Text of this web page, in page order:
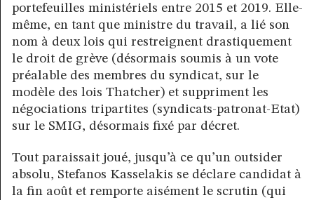
portefeuilles ministériels entre 2015 et 2019. Elle-
même, en tant que ministre du travail, a lié son
nom à deux lois qui restreignent drastiquement
le droit de grève (désormais soumis à un vote
préalable des membres du syndicat, sur le
modèle des lois Thatcher) et suppriment les
négociations tripartites (syndicats-patronat-Etat)
sur le SMIG, désormais fixé par décret.
Tout paraissait joué, jusqu’à ce qu’un outsider
absolu, Stefanos Kasselakis se déclare candidat à
la fin août et remporte aisément le scrutin (qui